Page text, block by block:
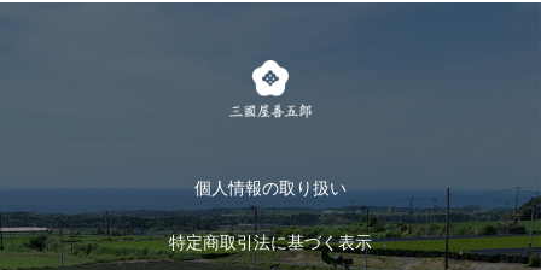
お茶のギフト
おすすめのお茶
ログイン
個人情報の取り扱い
特定商取引法に基づく表示